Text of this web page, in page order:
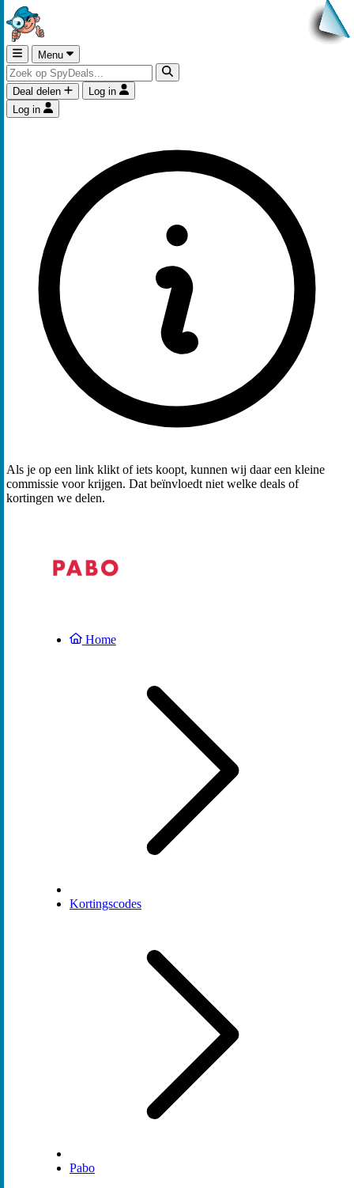
Menu
Deal delen
Log in
Log in
Als je op een link klikt of iets koopt, kunnen wij daar een kleine
commissie voor krijgen. Dat beïnvloedt niet welke deals of
kortingen we delen.
Home
Kortingscodes
Pabo